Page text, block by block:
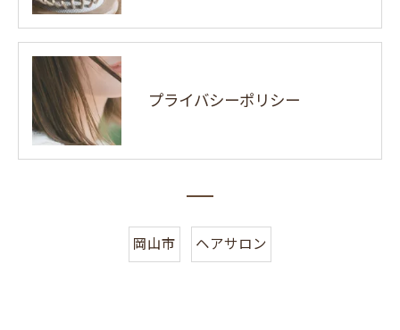
プライバシーポリシー
岡山市 ヘアサロン